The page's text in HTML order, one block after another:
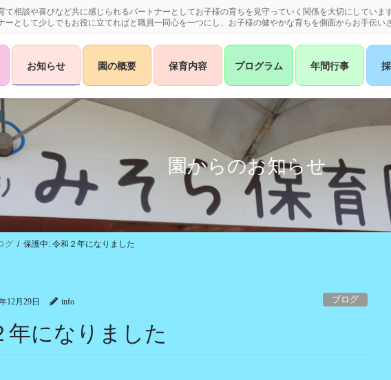
て相談や喜びなど共に感じられるパートナーとしてお子様の育ちを見守っていく関係を大切にしてい
として少しでもお役に立てればと職員一同心を一つにし、お子様の健やかな育ちを側面からお手伝い
お知らせ 園の概要 保育内容 プログラム 年間行事
園からのお知らせ
グ 保護中: 令和２年になりました
12月29日 info ブログ
年になりました